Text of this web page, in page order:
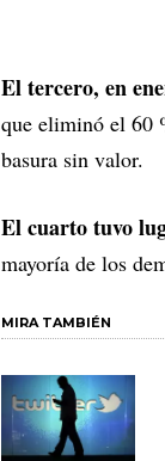
El tercero, en
que eliminó el 60
basura sin valor.
El cuarto tuvo
mayoría de los
MIRA TAMBIÉN